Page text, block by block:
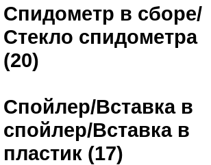
Спидометр в сборе/
Стекло спидометра
(20)
Спойлер/Вставка в
спойлер/Вставка в
пластик (17)